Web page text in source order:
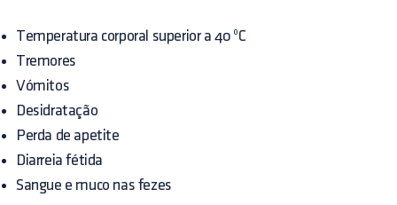
Temperatura corporal superior a 40 ºC
Tremores
Vómitos
Desidratação
Perda de apetite
Diarreia fétida
Sangue e muco nas fezes